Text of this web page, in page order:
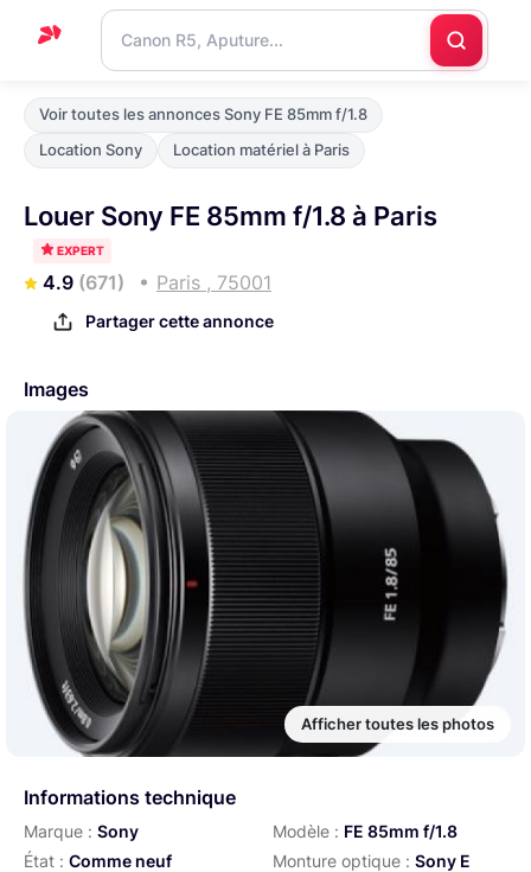
Accueil
Support
Nous
Voir toutes les annonces Sony FE 85mm f/1.8
Location Sony
Location matériel à Paris
Louer Sony FE 85mm f/1.8 à Paris
EXPERT
4.9 (671) Paris , 75001
Partager cette annonce
Images
Afficher toutes les photos
Informations technique
Marque : Sony Modèle : FE 85mm f/1.8
État : Comme neuf Monture optique : Sony E